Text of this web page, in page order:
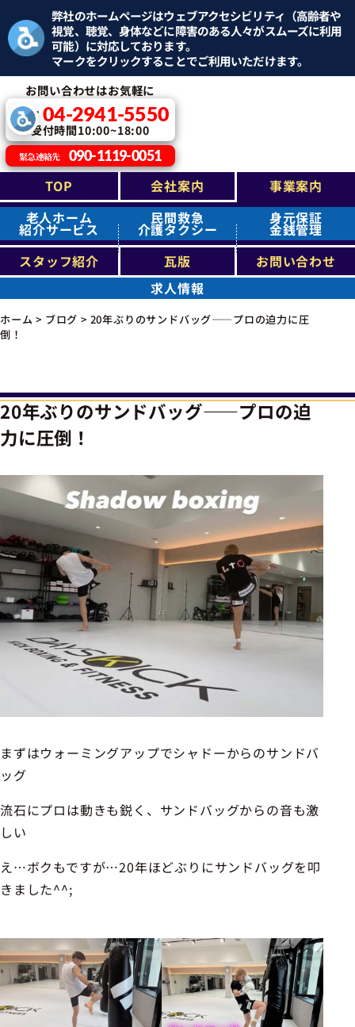
弊社のホームページはウェブアクセシビリティ（高齢者や
視覚、聴覚、身体などに障害のある人々がスムーズに利用
可能）に対応しております。
マークをクリックすることでご利用いただけます。
お問い合わせはお気軽に
TEL：04-2941-5550
受付時間10:00~18:00
緊急連絡先 090-1119-0051
TOP 会社案内
事業案内
老人ホーム
紹介サービス
民間救急
介護タクシー
身元保証
金銭管理
スタッフ紹介
瓦版
お問い合わせ
求人情報
ホーム > ブログ > 20年ぶりのサンドバッグ――プロの迫力に圧
倒！
20年ぶりのサンドバッグ――プロの迫
力に圧倒！
まずはウォーミングアップでシャドーからのサンドバ
ッグ
流石にプロは動きも鋭く、サンドバッグからの音も激
しい
え…ボクもですが…20年ほどぶりにサンドバッグを叩
きました^^;